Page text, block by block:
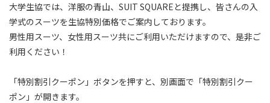
大学生協では、洋服の青山、SUIT SQUAREと提携し、皆さんの入
学式のスーツを生協特別価格でご案内しております。
男性用スーツ、女性用スーツ共にご利用いただけますので、是非ご
利用ください！
「特別割引クーポン」ボタンを押すと、別画面で「特別割引クー
ポン」が開きます。